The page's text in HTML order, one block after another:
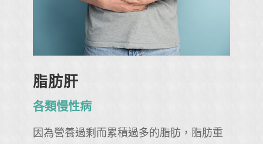
脂肪肝
各類慢性病
因為營養過剩而累積過多的脂肪，脂肪重